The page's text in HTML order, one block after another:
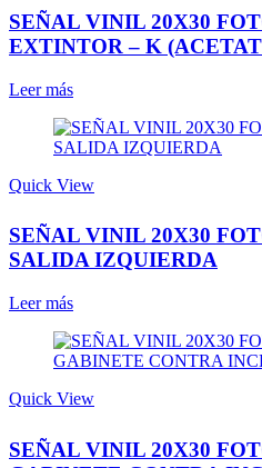
SEÑAL VINIL 20X30
EXTINTOR – K
Leer más
Quick View
SEÑAL VINIL 20X30
SALIDA IZQUIERDA
Leer más
Quick View
SEÑAL VINIL 20X30